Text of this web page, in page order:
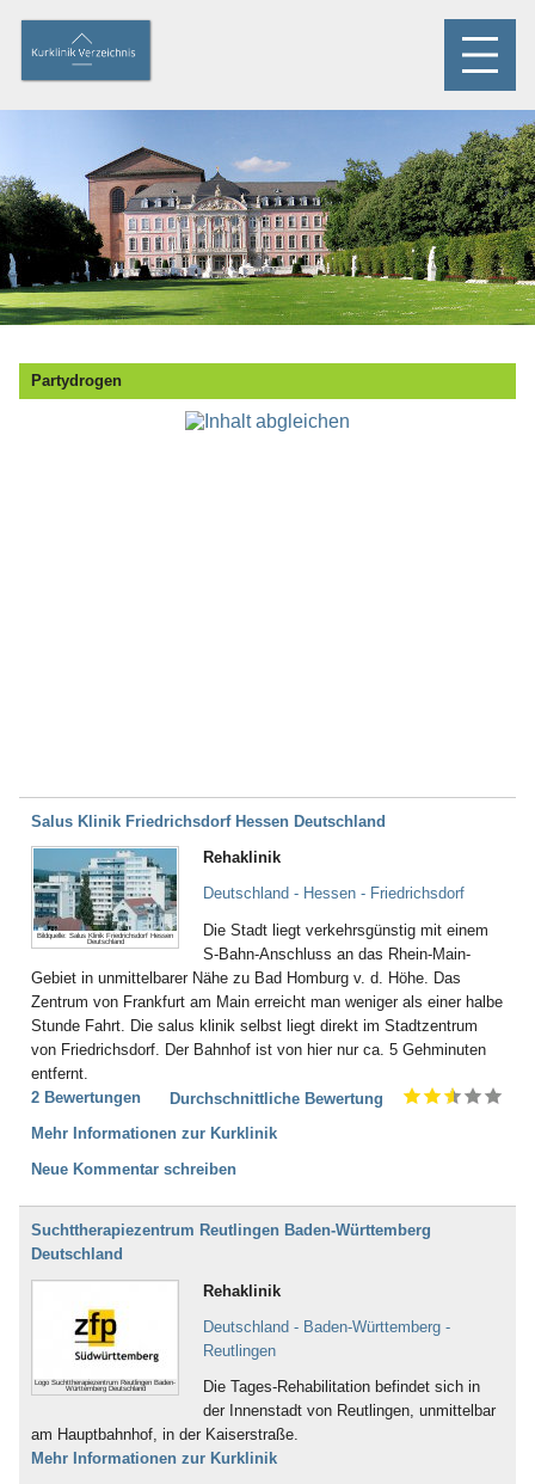
Partydrogen
Salus Klinik Friedrichsdorf Hessen Deutschland
Bildquelle: Salus Klinik Friedrichsdorf Hessen
Deutschland
Rehaklinik
Deutschland - Hessen - Friedrichsdorf
Die Stadt liegt verkehrsgünstig mit einem
S-Bahn-Anschluss an das Rhein-Main-
Gebiet in unmittelbarer Nähe zu Bad Homburg v. d. Höhe. Das
Zentrum von Frankfurt am Main erreicht man weniger als einer halbe
Stunde Fahrt. Die salus klinik selbst liegt direkt im Stadtzentrum
von Friedrichsdorf. Der Bahnhof ist von hier nur ca. 5 Gehminuten
entfernt.
2 Bewertungen
Durchschnittliche Bewertung
Mehr Informationen zur Kurklinik
Neue Kommentar schreiben
Suchttherapiezentrum Reutlingen Baden-Württemberg
Deutschland
Logo Suchttherapiezentrum Reutlingen Baden-
Württemberg Deutschland
Rehaklinik
Deutschland - Baden-Württemberg -
Reutlingen
Die Tages-Rehabilitation befindet sich in
der Innenstadt von Reutlingen, unmittelbar
am Hauptbahnhof, in der Kaiserstraße.
Mehr Informationen zur Kurklinik